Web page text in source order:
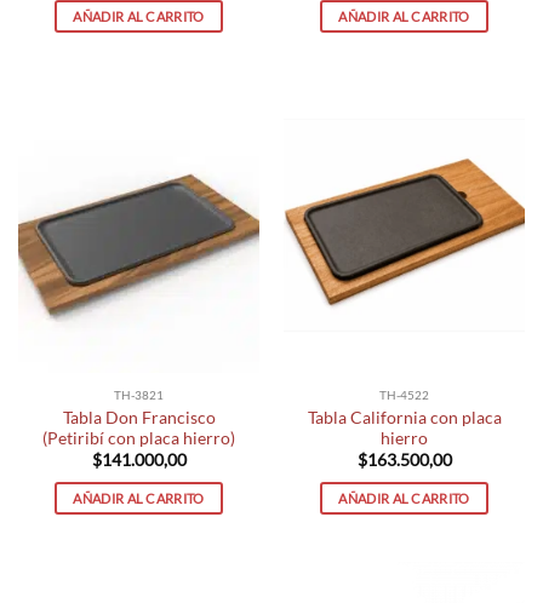
AÑADIR AL CARRITO AÑADIR AL CARRITO
TH-3821
Tabla Don Francisco
(Petiribí con placa hierro)
$141.000,00
AÑADIR AL CARRITO
TH-4522
Tabla California con placa
hierro
$163.500,00
AÑADIR AL CARRITO